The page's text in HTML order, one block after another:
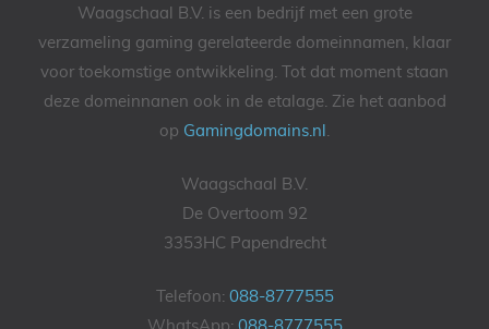
Waagschaal B.V. is een bedrijf met een grote
verzameling gaming gerelateerde domeinnamen, klaar
voor toekomstige ontwikkeling. Tot dat moment staan
deze domeinnanen ook in de etalage. Zie het aanbod
op Gamingdomains.nl .
Waagschaal B.V.
De Overtoom 92
3353HC Papendrecht
Telefoon: 088-8777555